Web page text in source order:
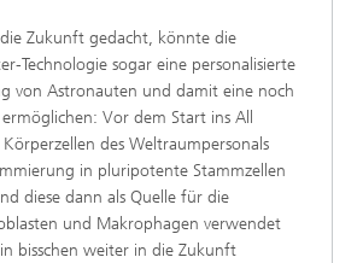
Zukunft gedacht, könnte die
Technologie sogar eine personalisierte
von Astronauten und damit eine noch
Vor dem Start ins All
des Weltraumpersonals
in pluripotente Stammzellen
diese dann als Quelle für die
und Makrophagen verwendet
bisschen weiter in die Zukunft